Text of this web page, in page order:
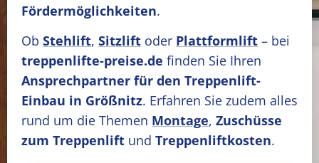
Fördermöglichkeiten.
Ob Stehlift, Sitzlift oder Plattformlift – bei
treppenlifte-preise.de finden Sie Ihren
Ansprechpartner für den Treppenlift-
Einbau in Größnitz. Erfahren Sie zudem alles
rund um die Themen Montage, Zuschüsse
zum Treppenlift und Treppenliftkosten.